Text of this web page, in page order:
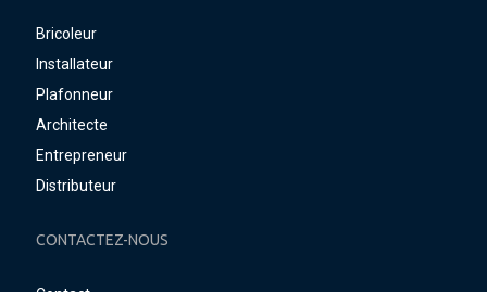
Bricoleur
Installateur
Plafonneur
Architecte
Entrepreneur
Distributeur
CONTACTEZ-NOUS